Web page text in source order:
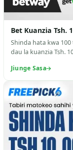
Bet Kuanzia Tsh.
Shinda hata kwa
Jiunge Sasa